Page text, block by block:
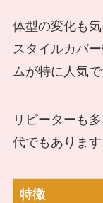
体型の変化も
スタイルカバ
ムが特に人気で
リピーターも
代でもあります
特徴